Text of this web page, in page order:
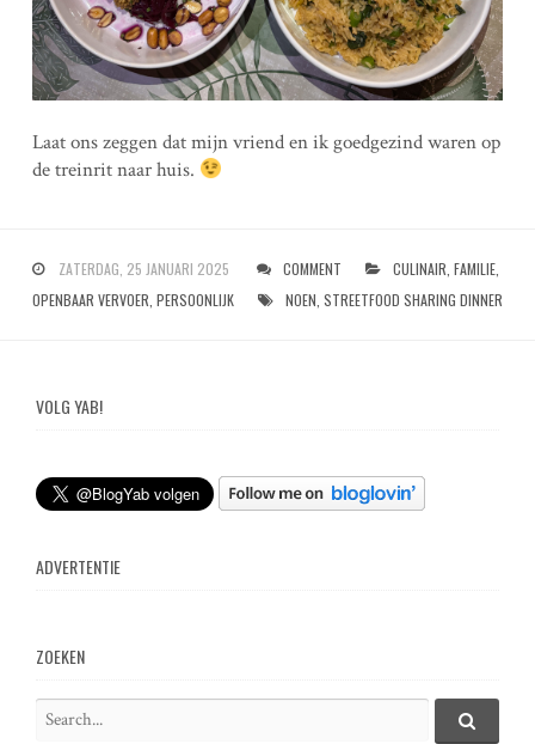
Laat ons zeggen dat mijn vriend en ik goedgezind waren op
de treinrit naar huis.
ZATERDAG, 25 JANUARI 2025 COMMENT CULINAIR FAMILIE,
OPENBAAR VERVOER PERSOONLIJK NOEN STREETFOOD SHARING DINNER
VOLG YAB!
ADVERTENTIE
ZOEKEN
S